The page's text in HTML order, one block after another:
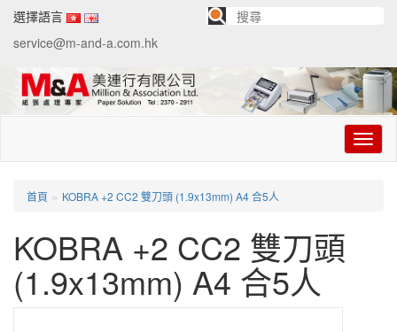
選擇語言
service@m-and-a.com.hk
切
换
首頁 » KOBRA +2 CC2 雙刀頭 (1.9x13mm) A4 合5人
KOBRA +2 CC2 雙刀頭
(1.9x13mm) A4 合5人